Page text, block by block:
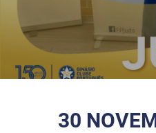
30